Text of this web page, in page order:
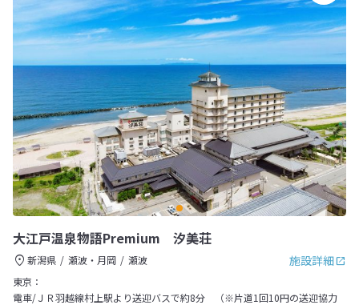
大江戸温泉物語Premium 汐美荘
施設詳細
新潟県 瀬波・月岡
瀬波
東京：
電車/ＪＲ羽越線村上駅より送迎バスで約8分 （※片道1回10円の送迎協力